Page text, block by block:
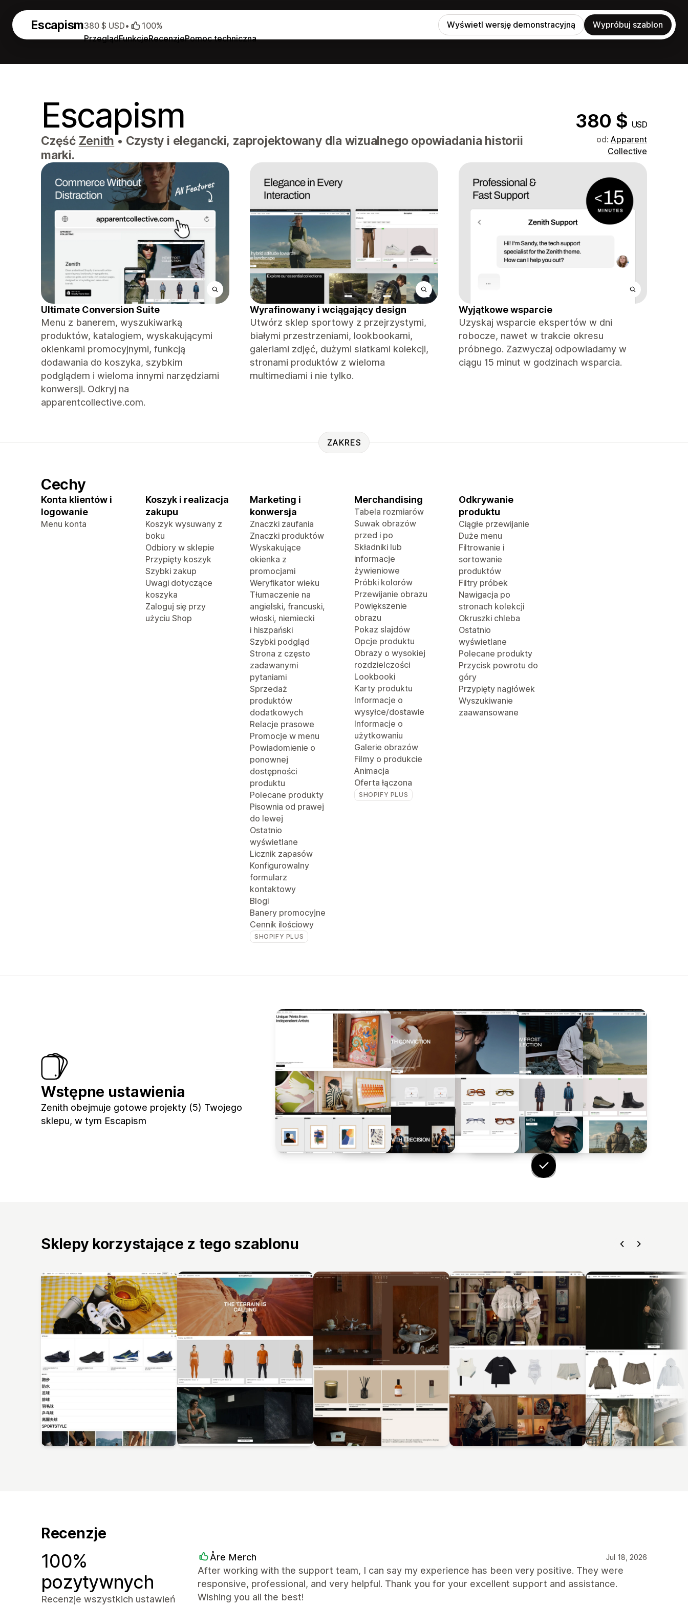
Escapism
PrzeglądFunkcjeRecenzjePomoc techniczna
380 $ USD• 100% Wyświetl wersję demonstracyjną Wypróbuj szablon
Escapism 380 $ USD
Część Zenith • Czysty i elegancki, zaprojektowany dla wizualnego opowiadania historii
marki.
od: Apparent
Collective
Ultimate Conversion Suite
Menu z banerem, wyszukiwarką
produktów, katalogiem, wyskakującymi
okienkami promocyjnymi, funkcją
dodawania do koszyka, szybkim
podglądem i wieloma innymi narzędziami
konwersji. Odkryj na
apparentcollective.com.
Wyrafinowany i wciągający design
Utwórz sklep sportowy z przejrzystymi,
białymi przestrzeniami, lookbookami,
galeriami zdjęć, dużymi siatkami kolekcji,
stronami produktów z wieloma
multimediami i nie tylko.
Wyjątkowe wsparcie
Uzyskaj wsparcie ekspertów w dni
robocze, nawet w trakcie okresu
próbnego. Zazwyczaj odpowiadamy w
ciągu 15 minut w godzinach wsparcia.
ZAKRES
Cechy
Konta klientów i
logowanie
Menu konta
Koszyk i realizacja
zakupu
Koszyk wysuwany z
boku
Odbiory w sklepie
Przypięty koszyk
Szybki zakup
Uwagi dotyczące
koszyka
Zaloguj się przy
użyciu Shop
Marketing i
konwersja
Znaczki zaufania
Znaczki produktów
Wyskakujące
okienka z
promocjami
Weryfikator wieku
Tłumaczenie na
angielski, francuski,
włoski, niemiecki
i hiszpański
Szybki podgląd
Strona z często
zadawanymi
pytaniami
Sprzedaż
produktów
dodatkowych
Relacje prasowe
Promocje w menu
Powiadomienie o
ponownej
dostępności
produktu
Polecane produkty
Pisownia od prawej
do lewej
Ostatnio
wyświetlane
Licznik zapasów
Konfigurowalny
formularz
kontaktowy
Blogi
Banery promocyjne
Cennik ilościowy
SHOPIFY PLUS
Merchandising
Tabela rozmiarów
Suwak obrazów
przed i po
Składniki lub
informacje
żywieniowe
Próbki kolorów
Przewijanie obrazu
Powiększenie
obrazu
Pokaz slajdów
Opcje produktu
Obrazy o wysokiej
rozdzielczości
Lookbooki
Karty produktu
Informacje o
wysyłce/dostawie
Informacje o
użytkowaniu
Galerie obrazów
Filmy o produkcie
Animacja
Oferta łączona
SHOPIFY PLUS
Odkrywanie
produktu
Ciągłe przewijanie
Duże menu
Filtrowanie i
sortowanie
produktów
Filtry próbek
Nawigacja po
stronach kolekcji
Okruszki chleba
Ostatnio
wyświetlane
Polecane produkty
Przycisk powrotu do
góry
Przypięty nagłówek
Wyszukiwanie
zaawansowane
Wstępne ustawienia
Zenith obejmuje gotowe projekty (5) Twojego
sklepu, w tym Escapism
Sklepy korzystające z tego szablonu
Recenzje
100%
pozytywnych
Recenzje wszystkich ustawień
Åre Merch Jul 18, 2026
After working with the support team, I can say my experience has been very positive. They were
responsive, professional, and very helpful. Thank you for your excellent support and assistance.
Wishing you all the best!